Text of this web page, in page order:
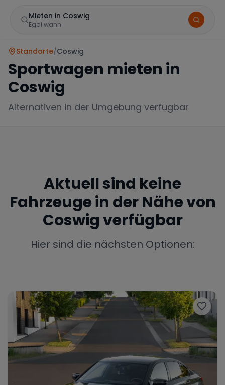
Mieten in Coswig
Egal wann
Mercedes BMW Audi
Dodge
Standorte/Coswig
Sportwagen mieten in
Coswig
Alternativen in der Umgebung verfügbar
Aktuell sind keine
Fahrzeuge in der Nähe von
Coswigverfügbar
Hier sind die nächsten Optionen: